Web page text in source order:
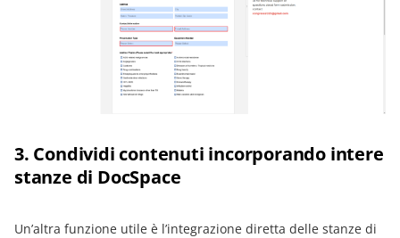
3. Condividi contenuti incorporando intere
stanze di DocSpace
Un’altra funzione utile è l’integrazione diretta delle stanze di